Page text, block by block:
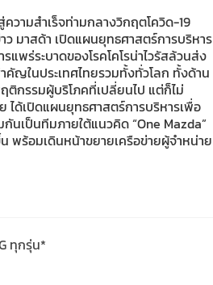
วามสำเร็จท่ามกลางวิกฤตโควิด-19
ว มาสด้า เปิดแผนยุทธศาสตร์การบริหาร
แพร่ระบาดของโรคโคโรน่าไวรัสล้วนส่ง
คัญในประเทศไทยรวมทั้งทั่วโลก ทั้งด้าน
กรรมผู้บริโภคที่เปลี่ยนไป แต่ก็ไม่
ได้เปิดแผนยุทธศาสตร์การบริหารเพื่อ
นเป็นทีมภายใต้แนวคิด “One Mazda”
ร้อมเดินหน้าขยายเครือข่ายผู้จำหน่าย
ทุกรุ่น*